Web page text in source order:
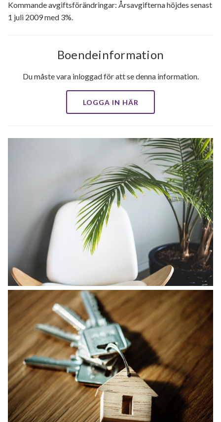
Kommande avgiftsförändringar: Årsavgifterna höjdes senast
1 juli 2009 med 3%.
Boendeinformation
Du måste vara inloggad för att se denna information.
LOGGA IN HÄR